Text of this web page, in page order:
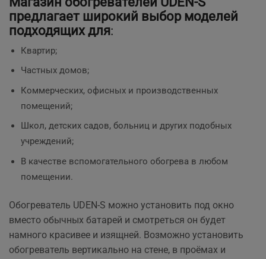
предлагает широкий выбор моделей
подходящих для:
Квартир;
Частных домов;
Коммерческих, офисных и производственных
помещений;
Школ, детских садов, больниц и других подобных
учреждений;
В качестве вспомогательного обогрева в любом
помещении.
Обогреватель UDEN-S можно установить под окно
вместо обычных батарей и смотреться он будет
намного красивее и изящней. Возможно установить
обогреватель вертикально на стене, в проёмах и